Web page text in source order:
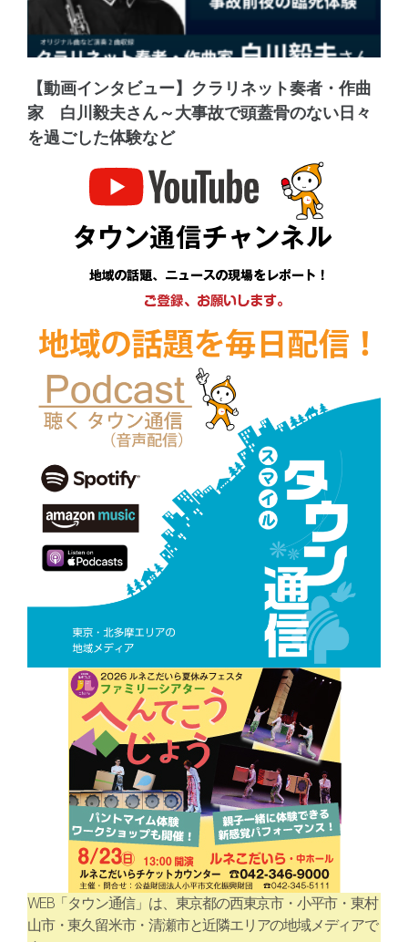
【動画インタビュー】クラリネット奏者・作曲
家 白川毅夫さん～大事故で頭蓋骨のない日々
を過ごした体験など
WEB「タウン通信」は、東京都の西東京市・小平市・東村
山市・東久留米市・清瀬市と近隣エリアの地域メディアで